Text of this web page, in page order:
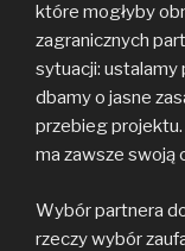
które mogłyby
zagranicznych
sytuacji:
dbamy o jasne
przebieg
ma zawsze swoją
Wybór partnera
rzeczy wybór